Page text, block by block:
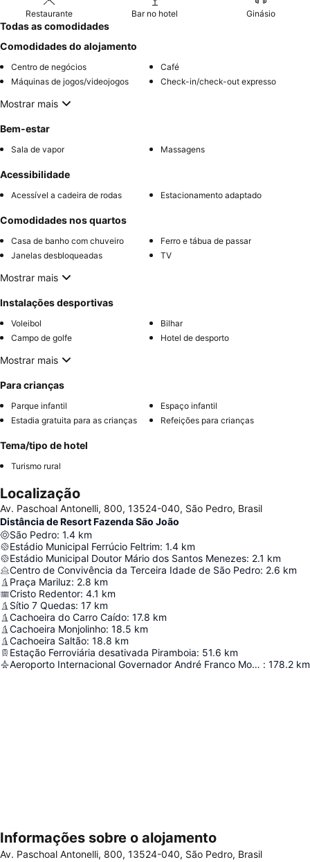
Restaurante Bar no hotel Ginásio
Todas as comodidades
Comodidades do alojamento
Centro de negócios
Café
Máquinas de jogos/videojogos
Check-in/check-out expresso
Mostrar mais
Bem-estar
Sala de vapor Massagens
Acessibilidade
Acessível a cadeira de rodas Estacionamento adaptado
Comodidades nos quartos
Casa de banho com chuveiro
Ferro e tábua de passar
Janelas desbloqueadas
TV
Mostrar mais
Instalações desportivas
Voleibol
Bilhar
Campo de golfe
Hotel de desporto
Mostrar mais
Para crianças
Parque infantil
Espaço infantil
Estadia gratuita para as crianças
Refeições para crianças
Tema/tipo de hotel
Turismo rural
Localização
Av. Paschoal Antonelli, 800, 13524-040, São Pedro, Brasil
Distância de Resort Fazenda São João
São Pedro: 1.4 km
Estádio Municipal Ferrúcio Feltrim: 1.4 km
Estádio Municipal Doutor Mário dos Santos Menezes: 2.1 km
Centro de Convivência da Terceira Idade de São Pedro: 2.6 km
Praça Mariluz: 2.8 km
Cristo Redentor: 4.1 km
Sítio 7 Quedas: 17 km
Cachoeira do Carro Caído: 17.8 km
Cachoeira Monjolinho: 18.5 km
Cachoeira Saltão: 18.8 km
Estação Ferroviária desativada Piramboia: 51.6 km
Aeroporto Internacional Governador André Franco Montoro : 178.2 km
Ampliar mapa
Informações sobre o alojamento
Av. Paschoal Antonelli, 800, 13524-040, São Pedro, Brasil